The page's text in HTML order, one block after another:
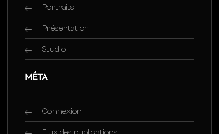
Portraits
Présentation
Studio
MÉTA
Connexion
Flux des publications